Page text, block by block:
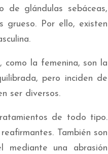
de glándulas sebáceas,
grueso. Por ello, existen
la femenina, son la
pero inciden de
ser diversos.
de todo tipo.
También son
mediante una abrasión